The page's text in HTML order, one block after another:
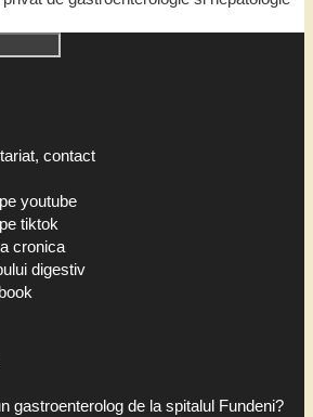
contact
youtube
tiktok
cronica
digestiv
gastroenterolog de la spitalul Fundeni?